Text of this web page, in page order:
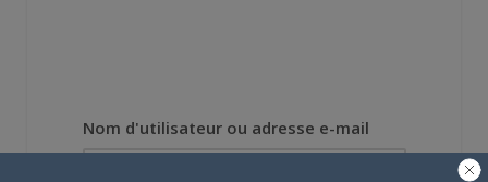
Nom d'utilisateur ou adresse e-mail